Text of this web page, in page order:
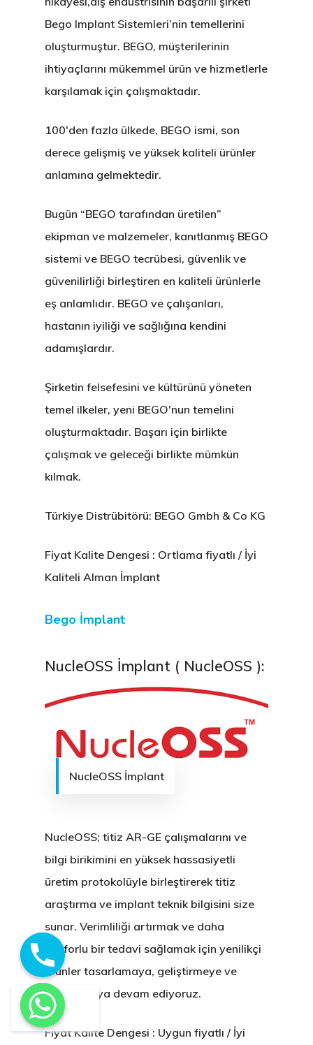
Bego Implant Sistemleri’nin temellerini
oluşturmuştur. BEGO, müşterilerinin
ihtiyaçlarını mükemmel ürün ve hizmetlerle
karşılamak için çalışmaktadır.
100'den fazla ülkede, BEGO ismi, son
derece gelişmiş ve yüksek kaliteli ürünler
anlamına gelmektedir.
Bugün “BEGO tarafından üretilen”
ekipman ve malzemeler, kanıtlanmış BEGO
sistemi ve BEGO tecrübesi, güvenlik ve
güvenilirliği birleştiren en kaliteli ürünlerle
eş anlamlıdır. BEGO ve çalışanları,
hastanın iyiliği ve sağlığına kendini
adamışlardır.
Şirketin felsefesini ve kültürünü yöneten
temel ilkeler, yeni BEGO'nun temelini
oluşturmaktadır. Başarı için birlikte
çalışmak ve geleceği birlikte mümkün
kılmak.
Türkiye Distrübitörü: BEGO Gmbh & Co KG
Fiyat Kalite Dengesi : Ortlama fiyatlı / İyi
Kaliteli Alman İmplant
Bego İmplant
NucleOSS İmplant ( NucleOSS ):
NucleOSS İmplant
NucleOSS; titiz AR-GE çalışmalarını ve
bilgi birikimini en yüksek hassasiyetli
üretim protokolüyle birleştirerek titiz
araştırma ve implant teknik bilgisini size
sunar. Verimliliği artırmak ve daha
konforlu bir tedavi sağlamak için yenilikçi
ürünler tasarlamaya, geliştirmeye ve
uygulamaya devam ediyoruz.
Fiyat Kalite Dengesi : Uygun fiyatlı / İyi